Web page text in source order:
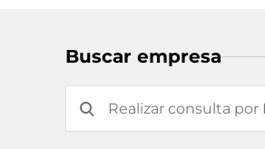
Buscar empresa